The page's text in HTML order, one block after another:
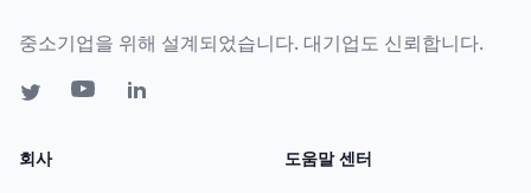
중소기업을 위해 설계되었습니다. 대기업도 신뢰합니다.
회사 도움말 센터